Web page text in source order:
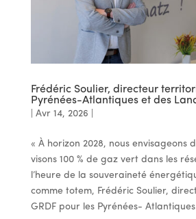
Frédéric Soulier, directeur
Pyrénées-Atlantiques et des
Avr 14, 2026
« À horizon 2028, nous envisageons
visons 100 % de gaz vert dans les
l’heure de la souveraineté
comme totem, Frédéric Soulier,
GRDF pour les Pyrénées-